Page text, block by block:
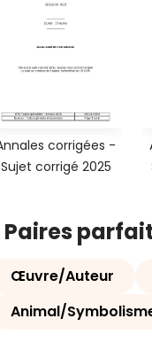
corrigées -
Sujet corrigé 2025
Paires
Œuvre/Auteur
Animal/